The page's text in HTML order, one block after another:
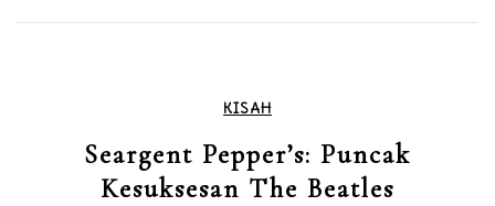
KISAH
Seargent Pepper’s: Puncak
Kesuksesan The Beatles